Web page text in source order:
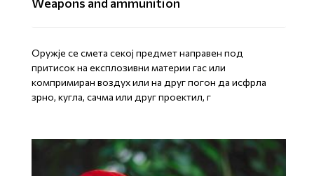
Оружје се смета секој предмет направен под
притисок на експлозивни материи гас или
компримиран воздух или на друг погон да исфрла
зрно, кугла, сачма или друг проектил, г